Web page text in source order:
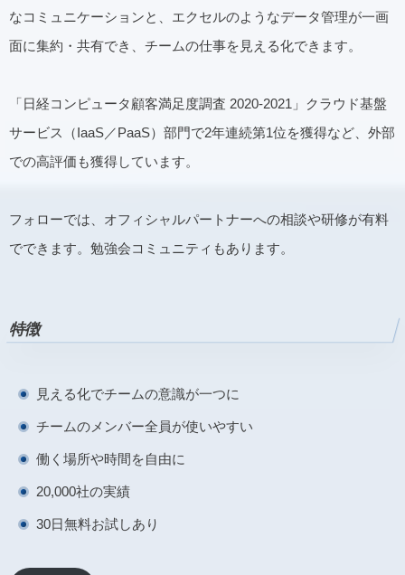
なコミュニケーションと、エクセルのようなデータ管理が一画
面に集約・共有でき、チームの仕事を見える化できます。
「日経コンピュータ顧客満足度調査 2020-2021」クラウド基盤
サービス（IaaS／PaaS）部門で2年連続第1位を獲得など、外部
での高評価も獲得しています。
フォローでは、オフィシャルパートナーへの相談や研修が有料
でできます。勉強会コミュニティもあります。
特徴
見える化でチームの意識が一つに
チームのメンバー全員が使いやすい
働く場所や時間を自由に
20,000社の実績
30日無料お試しあり